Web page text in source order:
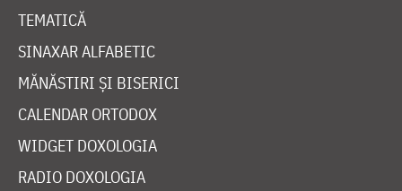
TEMATICĂ
SINAXAR ALFABETIC
MĂNĂSTIRI ȘI BISERICI
CALENDAR ORTODOX
WIDGET DOXOLOGIA
RADIO DOXOLOGIA